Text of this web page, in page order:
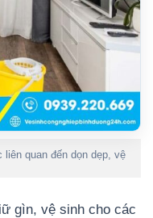
quan đến dọn dẹp, vệ
gìn, vệ sinh cho các